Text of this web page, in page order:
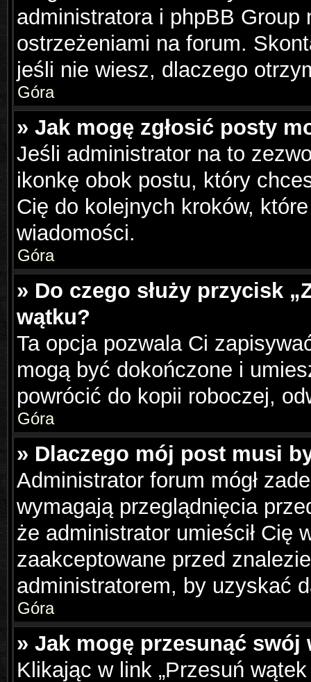
administratora i phpBB Group
ostrzeżeniami na forum.
jeśli nie wiesz, dlaczego
Góra
» Jak mogę zgłosić posty
Jeśli administrator na to
ikonkę obok postu, który
Cię do kolejnych kroków,
wiadomości.
Góra
» Do czego służy przycisk
wątku?
Ta opcja pozwala Ci
mogą być dokończone i
powrócić do kopii roboczej,
Góra
» Dlaczego mój post musi
Administrator forum mógł
wymagają przeglądnięcia
że administrator umieścił Cię
zaakceptowane przed
administratorem, by uzyskać
Góra
» Jak mogę przesunąć swój
Klikając w link „Przesuń